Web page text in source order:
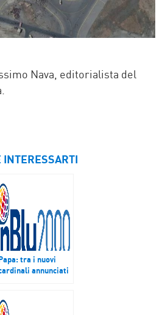
Nava, editorialista del
INTERESSARTI
tra i nuovi
annunciati